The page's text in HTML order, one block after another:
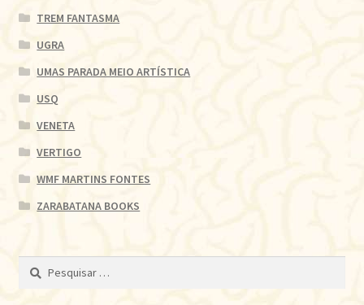
TREM FANTASMA
UGRA
UMAS PARADA MEIO ARTÍSTICA
USQ
VENETA
VERTIGO
WMF MARTINS FONTES
ZARABATANA BOOKS
Pesquisar